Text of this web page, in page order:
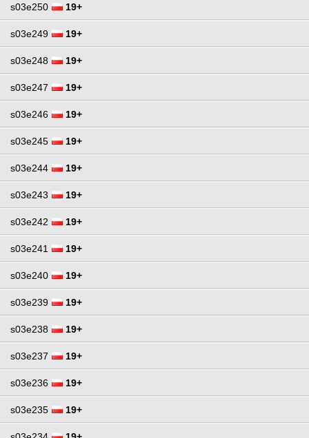
s03e250 19+
s03e249 19+
s03e248 19+
s03e247 19+
s03e246 19+
s03e245 19+
s03e244 19+
s03e243 19+
s03e242 19+
s03e241 19+
s03e240 19+
s03e239 19+
s03e238 19+
s03e237 19+
s03e236 19+
s03e235 19+